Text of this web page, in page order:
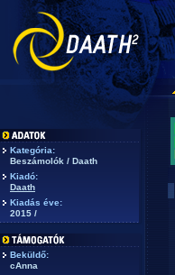
Kategória:
Beszámolók / Daath
Kiadó:
Daath
Kiadás éve:
2015 /
Beküldő:
cAnna